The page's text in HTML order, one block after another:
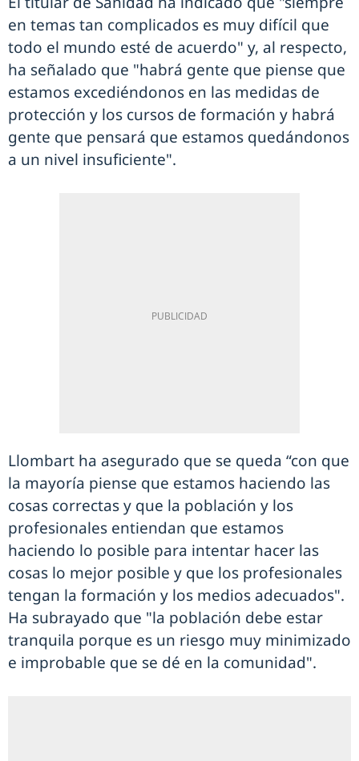
en temas tan complicados es muy difícil que
todo el mundo esté de acuerdo" y, al respecto,
ha señalado que "habrá gente que piense que
estamos excediéndonos en las medidas de
protección y los cursos de formación y habrá
gente que pensará que estamos quedándonos
a un nivel insuficiente".
Llombart ha asegurado que se queda “con que
la mayoría piense que estamos haciendo las
cosas correctas y que la población y los
profesionales entiendan que estamos
haciendo lo posible para intentar hacer las
cosas lo mejor posible y que los profesionales
tengan la formación y los medios adecuados".
Ha subrayado que "la población debe estar
tranquila porque es un riesgo muy minimizado
e improbable que se dé en la comunidad".